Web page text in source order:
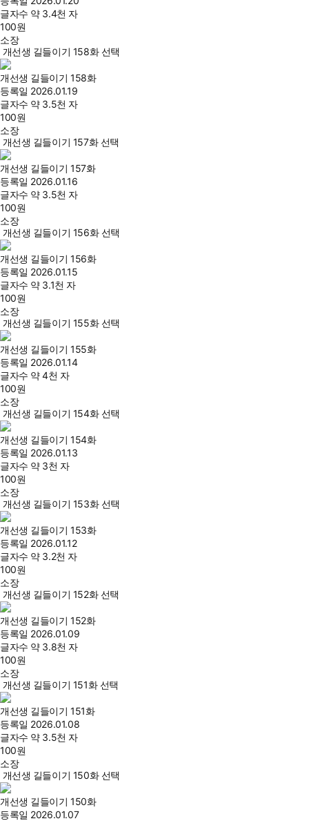
글자수 약 3.4천 자
100원
소장
개선생 길들이기 158화 선택
개선생 길들이기 158화
등록일 2026.01.19
글자수 약 3.5천 자
100원
소장
개선생 길들이기 157화 선택
개선생 길들이기 157화
등록일 2026.01.16
글자수 약 3.5천 자
100원
소장
개선생 길들이기 156화 선택
개선생 길들이기 156화
등록일 2026.01.15
글자수 약 3.1천 자
100원
소장
개선생 길들이기 155화 선택
개선생 길들이기 155화
등록일 2026.01.14
글자수 약 4천 자
100원
소장
개선생 길들이기 154화 선택
개선생 길들이기 154화
등록일 2026.01.13
글자수 약 3천 자
100원
소장
개선생 길들이기 153화 선택
개선생 길들이기 153화
등록일 2026.01.12
글자수 약 3.2천 자
100원
소장
개선생 길들이기 152화 선택
개선생 길들이기 152화
등록일 2026.01.09
글자수 약 3.8천 자
100원
소장
개선생 길들이기 151화 선택
개선생 길들이기 151화
등록일 2026.01.08
글자수 약 3.5천 자
100원
소장
개선생 길들이기 150화 선택
개선생 길들이기 150화
등록일 2026.01.07